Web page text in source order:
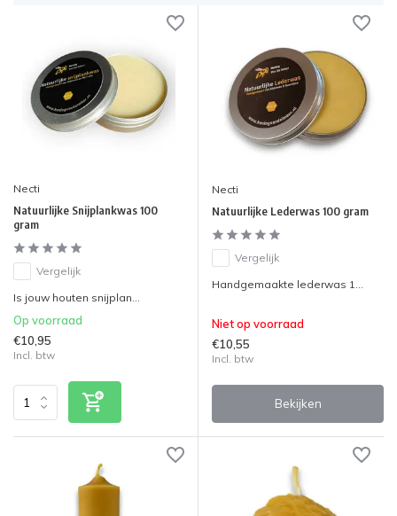
Necti
Natuurlijke Snijplankwas 100
gram
Vergelijk
Is jouw houten snijplan...
Op voorraad
€10,95
Incl. btw
Necti
Natuurlijke Lederwas 100 gram
Vergelijk
Handgemaakte lederwas 1...
Niet op voorraad
€10,55
Incl. btw
Bekijken